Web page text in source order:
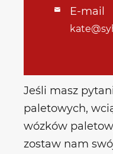
 E-mail
Jeśli masz
paletowych,
wózków
zostaw nam